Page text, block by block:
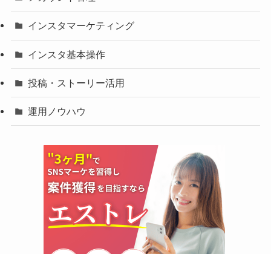
インスタマーケティング
インスタ基本操作
投稿・ストーリー活用
運用ノウハウ